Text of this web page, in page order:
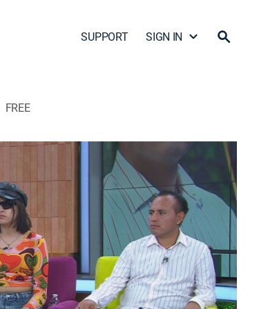
SUPPORT SIGN IN
FREE